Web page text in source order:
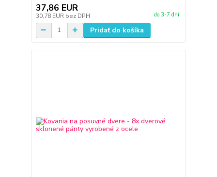
37,86 EUR
30,78 EUR bez DPH do 3-7 dní
Pridať do košíka